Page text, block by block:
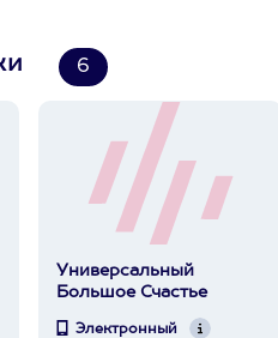
6
Универсальный
Большое Счастье
Электронный